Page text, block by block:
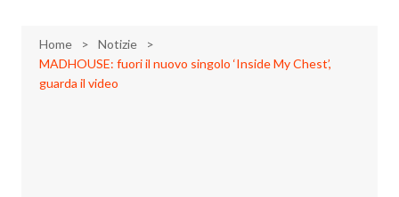
Home
Notizie
MADHOUSE: fuori il nuovo singolo ‘Inside My Chest’,
guarda il video